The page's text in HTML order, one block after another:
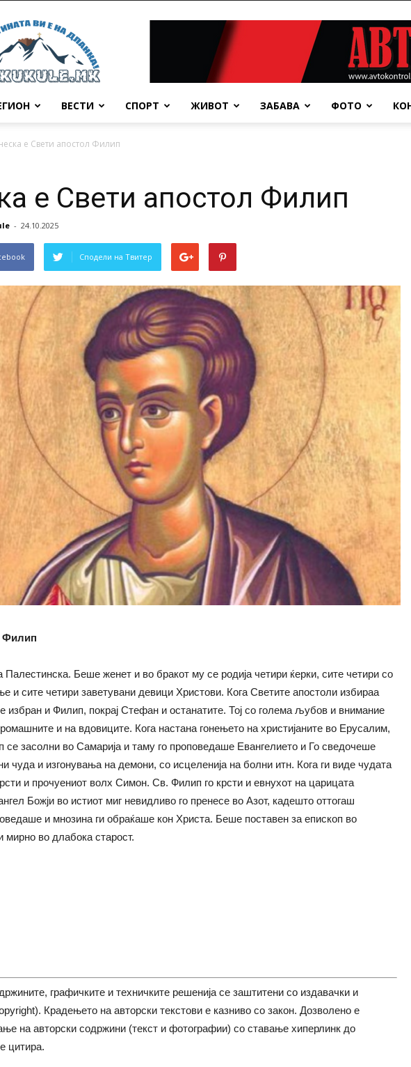
ВЕСТИ СПОРТ ЖИВОТ ЗАБАВА ФОТО
е Свети апостол Филип
е Свети апостол Филип
- 24.10.2025
Сподели на Твитер
Филип
Палестинска. Беше женет и во бракот му се родија четири ќерки, сите четири со
и сите четири заветувани девици Христови. Кога Светите апостоли избираа
избран и Филип, покрај Стефан и останатите. Тој со голема љубов и внимание
и на вдовиците. Кога настана гонењето на христијаните во Ерусалим,
засолни во Самарија и таму го проповедаше Евангелието и Го сведочеше
чуда и изгонувања на демони, со исцеленија на болни итн. Кога ги виде чудата
и прочуениот волх Симон. Св. Филип го крсти и евнухот на царицата
Божји во истиот миг невидливо го пренесе во Азот, кадешто оттогаш
и мнозина ги обраќаше кон Христа. Беше поставен за епископ во
мирно во длабока старост.
графичките и техничките решенија се заштитени со издавачки и
Крадењето на авторски текстови е казниво со закон. Дозволено е
на авторски содржини (текст и фотографии) со ставање хиперлинк до
цитира.